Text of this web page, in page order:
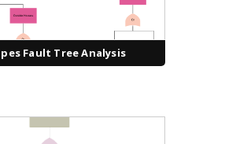
Fault Tree Analysis